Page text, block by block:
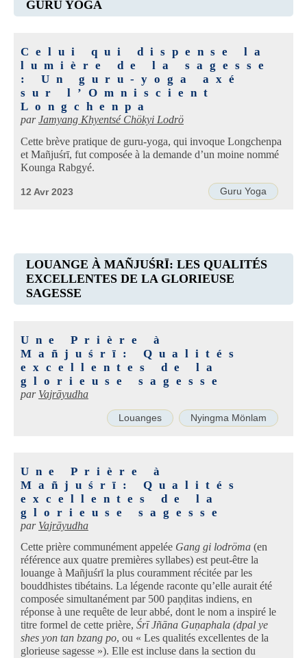
GURU YOGA
Celui qui dispense la
lumière de la sagesse
: Un guru-yoga axé
sur l’Omniscient
Longchenpa
parJamyang Khyentsé Chökyi Lodrö
Cette brève pratique de guru-yoga, qui invoque Longchenpa
et Mañjuśrī, fut composée à la demande d’un moine nommé
Kounga Rabgyé.
Guru Yoga
12 Avr 2023
LOUANGE À MAÑJUŚRĪ: LES QUALITÉS
EXCELLENTES DE LA GLORIEUSE
SAGESSE
Une Prière à
Mañjuśrī: Qualités
excellentes de la
glorieuse sagesse
par Vajrāyudha
Louanges Nyingma Mönlam
Une Prière à
Mañjuśrī: Qualités
excellentes de la
glorieuse sagesse
par Vajrāyudha
Cette prière communément appelée Gang gi lodröma (en
référence aux quatre premières syllabes) est peut-être la
louange à Mañjuśrī la plus couramment récitée par les
bouddhistes tibétains. La légende raconte qu’elle aurait été
composée simultanément par 500 paṇḍitas indiens, en
réponse à une requête de leur abbé, dont le nom a inspiré le
titre formel de cette prière, Śrī Jñāna Guṇaphala (dpal ye
shes yon tan bzang po, ou « Les qualités excellentes de la
glorieuse sagesse »). Elle est incluse dans la section du